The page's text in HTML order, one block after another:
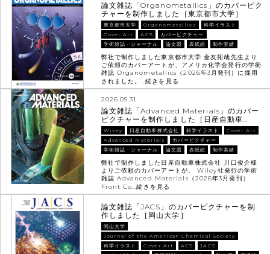
論文雑誌「Organometallics」のカバーピク
チャーを制作しました［東京都市大学］
東京都市大学 Organometallics
科学イラスト
Cover Art
ACS
カバーピクチャー
学術雑誌・ジャーナル
論文図 表紙絵 制作実績
弊社で制作しました東京都市大学 金友拓哉先生より
ご依頼のカバーアートが、アメリカ化学会発行の学術
雑誌 Organometallics（2026年3月発刊）に採用
されました。…続きを見る
2026.05.31
論文雑誌「Advanced Materials」のカバー
ピクチャーを制作しました［日産自動車…
Wikey 日産自動車株式会社 科学イラスト
Cover Art
Advanced Materials
カバーピクチャー
学術雑誌・ジャーナル
論文図 表紙絵 制作実績
弊社で制作しました日産自動車株式会社 川口俊介様
よりご依頼のカバーアートが、 Wiley社発行の学術
雑誌 Advanced Materials（2026年3月発刊）
Front Co…続きを見る
論文雑誌「JACS」のカバーピクチャーを制
作しました［岡山大学］
岡山大学
Journal of the American Chemical Society
科学イラスト
Cover Art ACS
JACS